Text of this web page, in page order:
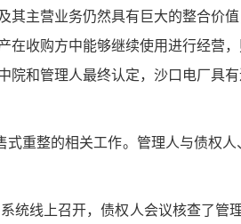
主营业务仍然具有巨大的整合价
收购方中能够继续使用进行经营
和管理人最终认定，沙口电厂具
重整的相关工作。管理人与债权
统线上召开，债权人会议核查了